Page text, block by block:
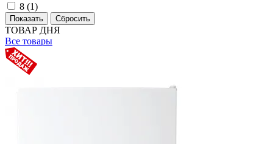
8 (1)
ТОВАР ДНЯ
Все товары